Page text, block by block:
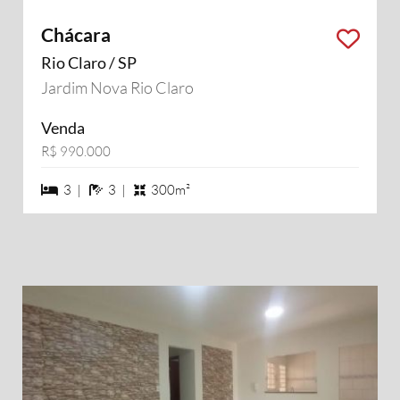
Chácara
Rio Claro / SP
Jardim Nova Rio Claro
Venda
R$ 990.000
3 dormiórios
3 | 3 banheiros
3 | 300m²